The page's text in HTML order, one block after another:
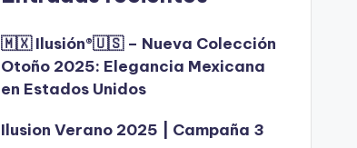
🇲🇽 Ilusión®️🇺🇸 – Nueva Colección
Otoño 2025: Elegancia Mexicana
en Estados Unidos
Ilusion Verano 2025 | Campaña 3